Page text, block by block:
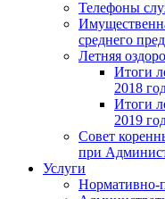
Телефоны
среднего
Летняя
Итоги
2018
Итоги
2019
Совет
при
Услуги
Нормативно-